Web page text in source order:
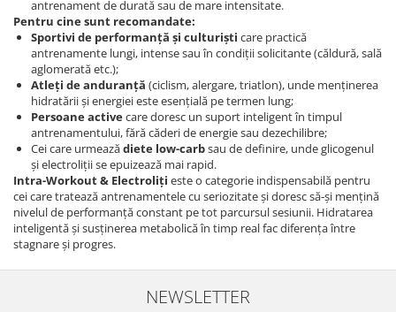
antrenament de durată sau de mare intensitate.
Pentru cine sunt recomandate:
Sportivi de performanță și culturiști care practică
antrenamente lungi, intense sau în condiții solicitante (căldură, sală
aglomerată etc.);
Atleți de anduranță (ciclism, alergare, triatlon), unde menținerea
hidratării și energiei este esențială pe termen lung;
Persoane activecare doresc un suport inteligent în timpul
antrenamentului, fără căderi de energie sau dezechilibre;
Cei care urmeazădiete low-carbsau de definire, unde glicogenul
și electroliții se epuizează mai rapid.
Intra-Workout & Electroliți este o categorie indispensabilă pentru
cei care tratează antrenamentele cu seriozitate și doresc să-și mențină
nivelul de performanță constant pe tot parcursul sesiunii. Hidratarea
inteligentă și susținerea metabolică în timp real fac diferența între
stagnare și progres.
NEWSLETTER